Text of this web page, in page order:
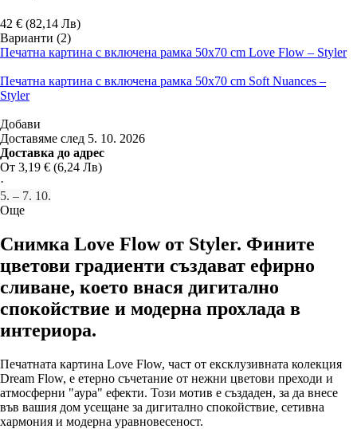
42 € (82,14 Лв)
Варианти (2)
Печатна картина с включена рамка 50x70 cm Love Flow – Styler
Печатна картина с включена рамка 50x70 cm Soft Nuances –
Styler
Добави
Доставяме след 5. 10. 2026
Доставка до адрес
От 3,19 € (6,24 Лв)
·
5. – 7. 10.
Още
Снимка Love Flow от Styler. Фините
цветови градиенти създават ефирно
сливане, което внася дигитално
спокойствие и модерна прохлада в
интериора.
Печатната картина Love Flow, част от ексклузивната колекция
Dream Flow, е етерно съчетание от нежни цветови преходи и
атмосферни "аура" ефекти. Този мотив е създаден, за да внесе
във вашия дом усещане за дигитално спокойствие, сетивна
хармония и модерна уравновесеност.